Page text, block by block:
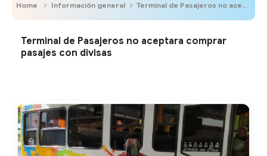
Home Información general Terminal de Pasajeros no aceptara comprar pasajes con divisas
Terminal de Pasajeros no aceptara comprar
pasajes con divisas